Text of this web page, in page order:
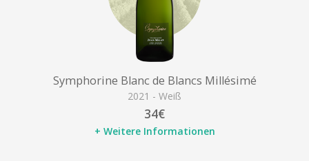
Symphorine Blanc de Blancs Millésimé
2021 - Weiß
34€
+ Weitere Informationen